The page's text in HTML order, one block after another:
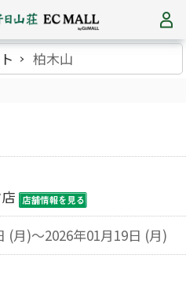
柏木山
(月)～2026年01月19日 (月)